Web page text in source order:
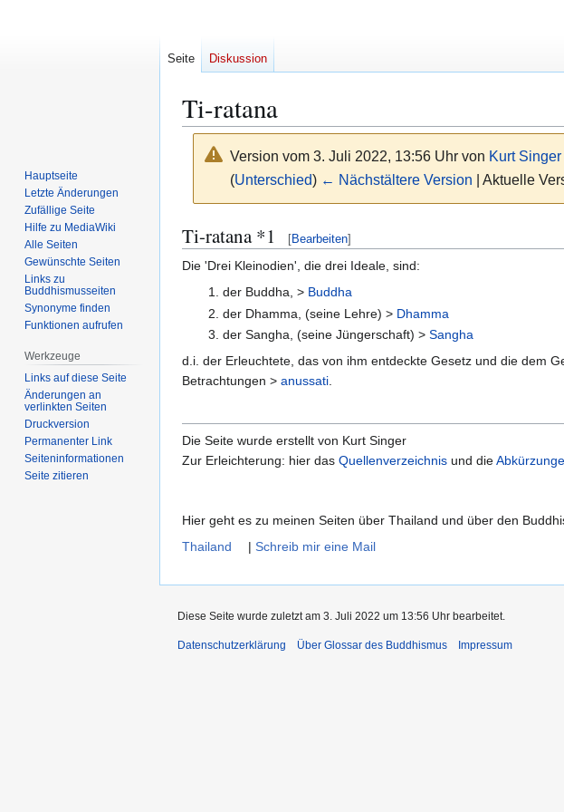
Ti-ratana
Version vom 3. Juli 2022, 13:56 Uhr von Kurt Singer
(Unterschied) ← Nächstältere Version | Aktuelle
Zur
Navigation
springen
Zur
Suche
springen
Ti-ratana *1 [Bearbeiten]
Die 'Drei Kleinodien', die drei Ideale, sind:
der Buddha, > Buddha
der Dhamma, (seine Lehre) > Dhamma
der Sangha, (seine Jüngerschaft) > Sangha
d.i. der Erleuchtete, das von ihm entdeckte Gesetz und die dem
Betrachtungen > anussati
Die Seite wurde erstellt von Kurt Singer
Zur Erleichterung: hier das Quellenverzeichnis und die
Hier geht es zu meinen Seiten über Thailand und über den
Thailand
| Schreib mir eine Mail
Seite Diskussion
Hauptseite
Letzte Änderungen
Zufällige Seite
Hilfe zu MediaWiki
Alle Seiten
Gewünschte Seiten
Links zu
Buddhismusseiten
Synonyme finden
Funktionen aufrufen
Werkzeuge
Links auf diese Seite
Änderungen an
verlinkten Seiten
Druckversion
Permanenter Link
Seiten­­informationen
Seite zitieren
Diese Seite wurde zuletzt am 3. Juli 2022 um 13:56 Uhr bearbeitet.
Datenschutzerklärung Über Glossar des Buddhismus Impressum